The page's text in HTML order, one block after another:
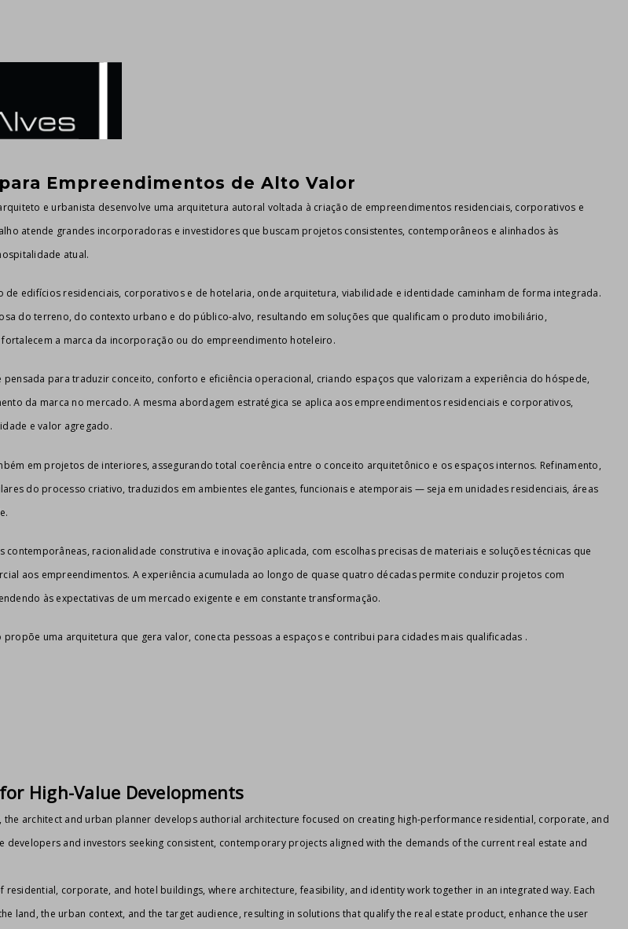
Empreendimentos de Alto Valor
e urbanista desenvolve uma arquitetura autoral voltada à criação de empreendimentos residenciais, corporativos e
atende grandes incorporadoras e investidores que buscam projetos consistentes, contemporâneos e alinhados às
atual.
de edifícios residenciais, corporativos e de hotelaria, onde arquitetura, viabilidade e identidade caminham de forma integrada.
do terreno, do contexto urbano e do público-alvo, resultando em soluções que qualificam o produto imobiliário,
a marca da incorporação ou do empreendimento hoteleiro.
para traduzir conceito, conforto e eficiência operacional, criando espaços que valorizam a experiência do hóspede,
da marca no mercado. A mesma abordagem estratégica se aplica aos empreendimentos residenciais e corporativos,
e valor agregado.
em projetos de interiores, assegurando total coerência entre o conceito arquitetônico e os espaços internos. Refinamento,
do processo criativo, traduzidos em ambientes elegantes, funcionais e atemporais — seja em unidades residenciais, áreas
racionalidade construtiva e inovação aplicada, com escolhas precisas de materiais e soluções técnicas que
aos empreendimentos. A experiência acumulada ao longo de quase quatro décadas permite conduzir projetos com
às expectativas de um mercado exigente e em constante transformação.
uma arquitetura que gera valor, conecta pessoas a espaços e contribui para cidades mais qualificadas .
High-Value Developments
the architect and urban planner develops authorial architecture focused on creating high-performance residential, corporate, and
developers and investors seeking consistent, contemporary projects aligned with the demands of the current real estate and
corporate, and hotel buildings, where architecture, feasibility, and identity work together in an integrated way. Each
land, the urban context, and the target audience, resulting in solutions that qualify the real estate product, enhance the user